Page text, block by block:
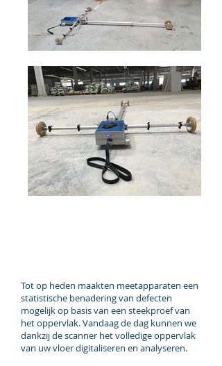
Tot op heden maakten meetapparaten een
statistische benadering van defecten
mogelijk op basis van een steekproef van
het oppervlak. Vandaag de dag kunnen we
dankzij de scanner het volledige oppervlak
van uw vloer digitaliseren en analyseren.